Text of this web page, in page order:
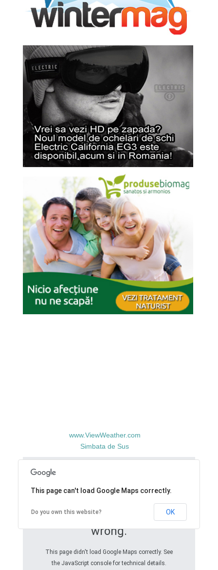
www.ViewWeather.com
Simbata de Sus
Oops! Something went
wrong.
This page didn't load Google Maps correctly. See
the JavaScript console for technical details.
This page can't load Google Maps correctly.
Do you own this website? OK